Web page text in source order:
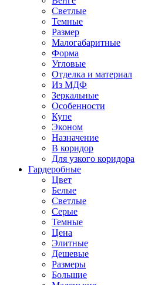
Светлые
Темные
Размер
Малогабаритные
Форма
Угловые
Отделка и материал
Из МДФ
Зеркальные
Особенности
Купе
Эконом
Назначение
В коридор
Для узкого коридора
Гардеробные
Цвет
Белые
Светлые
Серые
Темные
Цена
Элитные
Дешевые
Размеры
Большие